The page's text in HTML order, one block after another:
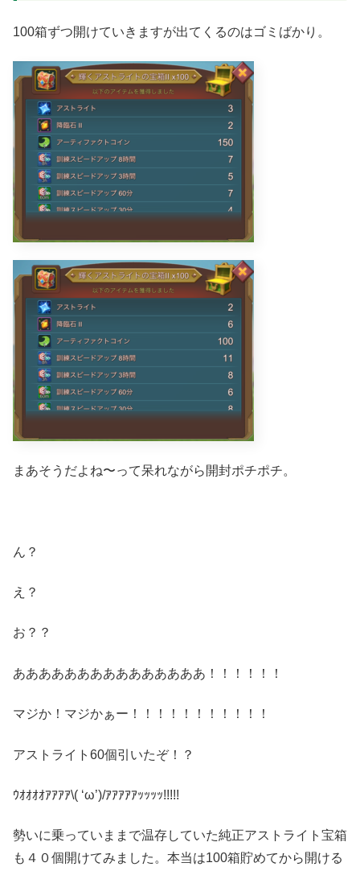
100箱ずつ開けていきますが出てくるのはゴミばかり。
まあそうだよね〜って呆れながら開封ポチポチ。
ん？
え？
お？？
あああああああああああああああ！！！！！！
マジか！マジかぁー！！！！！！！！！！！
アストライト60個引いたぞ！？
ｳｵｵｵｵｱｱｱｱ\( ‘ω’)/ｱｱｱｱｱｯｯｯｯ!!!!!
勢いに乗っていままで温存していた純正アストライト宝箱
も４０個開けてみました。本当は100箱貯めてから開ける